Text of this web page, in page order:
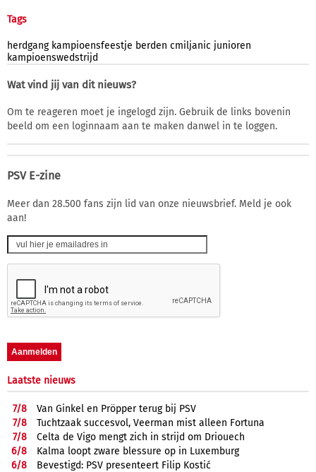
Tags
herdgang kampioensfeestje berden cmiljanic junioren
kampioenswedstrijd
Wat vind jij van dit nieuws?
Om te reageren moet je ingelogd zijn. Gebruik de links bovenin
beeld om een loginnaam aan te maken danwel in te loggen.
PSV E-zine
Meer dan 28.500 fans zijn lid van onze nieuwsbrief. Meld je ook
aan!
Laatste nieuws
7/8
Van Ginkel en Pröpper terug bij PSV
7/8
Tuchtzaak succesvol, Veerman mist alleen Fortuna
7/8
Celta de Vigo mengt zich in strijd om Driouech
6/8
Kalma loopt zware blessure op in Luxemburg
6/8
Bevestigd: PSV presenteert Filip Kostić